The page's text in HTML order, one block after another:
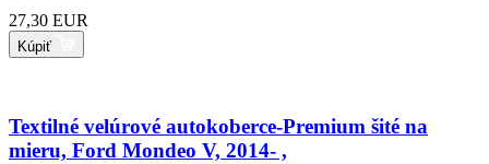
27,30 EUR
Kúpiť
Textilné velúrové autokoberce-Premium šité na
mieru, Ford Mondeo V, 2014- ,